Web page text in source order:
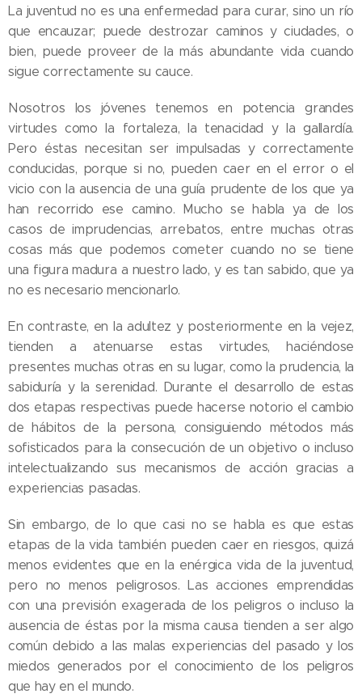
La juventud no es una enfermedad para curar, sino un río
que encauzar; puede destrozar caminos y ciudades, o
bien, puede proveer de la más abundante vida cuando
sigue correctamente su cauce.
Nosotros los jóvenes tenemos en potencia grandes
virtudes como la fortaleza, la tenacidad y la gallardía.
Pero éstas necesitan ser impulsadas y correctamente
conducidas, porque si no, pueden caer en el error o el
vicio con la ausencia de una guía prudente de los que ya
han recorrido ese camino. Mucho se habla ya de los
casos de imprudencias, arrebatos, entre muchas otras
cosas más que podemos cometer cuando no se tiene
una figura madura a nuestro lado, y es tan sabido, que ya
no es necesario mencionarlo.
En contraste, en la adultez y posteriormente en la vejez,
tienden a atenuarse estas virtudes, haciéndose
presentes muchas otras en su lugar, como la prudencia, la
sabiduría y la serenidad. Durante el desarrollo de estas
dos etapas respectivas puede hacerse notorio el cambio
de hábitos de la persona, consiguiendo métodos más
sofisticados para la consecución de un objetivo o incluso
intelectualizando sus mecanismos de acción gracias a
experiencias pasadas.
Sin embargo, de lo que casi no se habla es que estas
etapas de la vida también pueden caer en riesgos, quizá
menos evidentes que en la enérgica vida de la juventud,
pero no menos peligrosos. Las acciones emprendidas
con una previsión exagerada de los peligros o incluso la
ausencia de éstas por la misma causa tienden a ser algo
común debido a las malas experiencias del pasado y los
miedos generados por el conocimiento de los peligros
que hay en el mundo.